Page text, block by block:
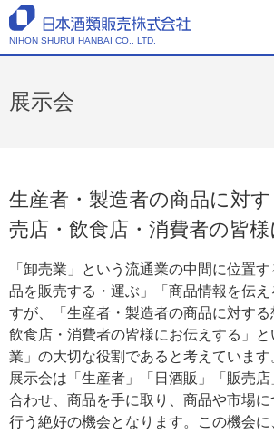
NIHON SHURUI HANBAI CO., LTD.
展示会
生産者・製造者の商品に対
売店・飲食店・消費者の皆
「卸売業」という流通業の中間に位置
品を販売する・運ぶ」「商品情報を伝
すが、「生産者・製造者の商品に対する
飲食店・消費者の皆様にお伝えする」
業」の大切な役割であると考えています
展示会は「生産者」「日酒販」「販売
合わせ、商品を手に取り、商品や市場
行う絶好の機会となります。この機会に